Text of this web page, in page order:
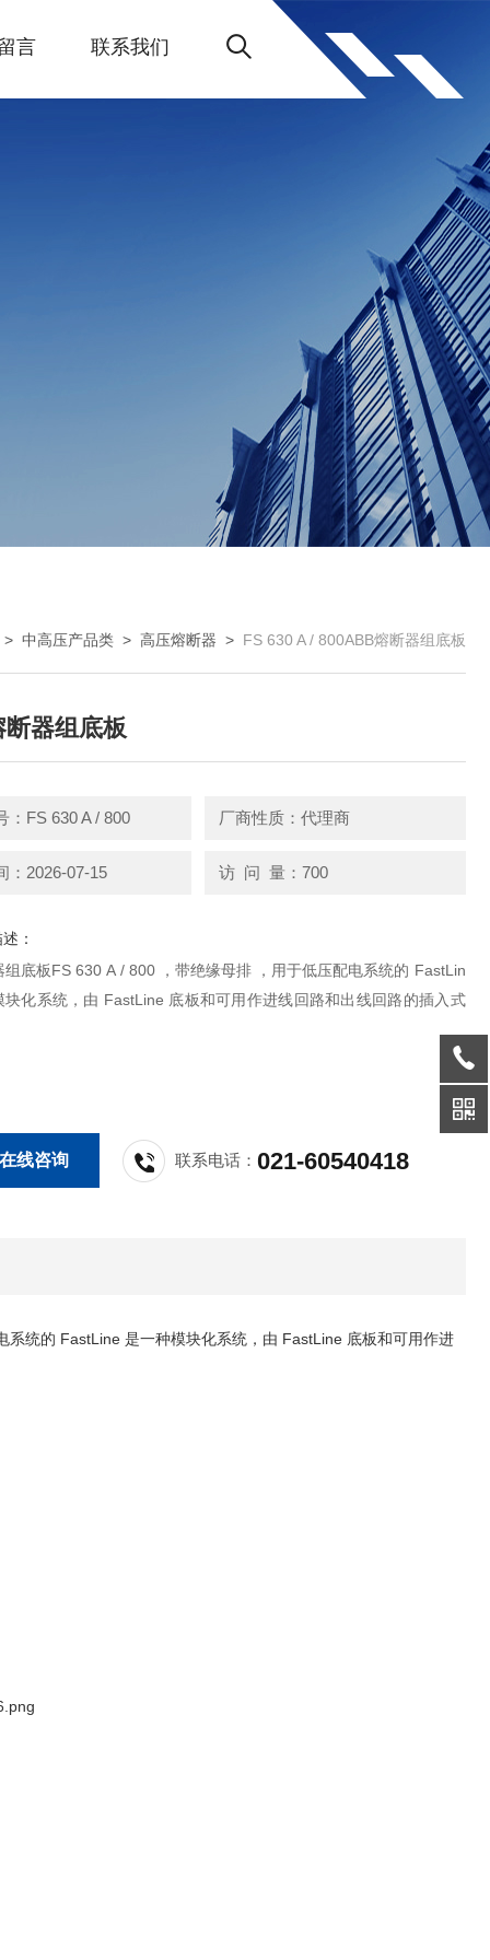
言 联系我们
中高压产品类 > 高压熔断器 > FS 630 A / 800ABB熔断器组底板
器组底板
：FS 630 A / 800 厂商性质：代理商
：2026-07-15 访 问 量：700
：
组底板FS 630 A / 800 ，带绝缘母排 ，用于低压配电系统的 FastLin
块化系统，由 FastLine 底板和可用作进线回路和出线回路的插入式
线咨询 联系电话：021-60540418
统的 FastLine 是一种模块化系统，由 FastLine 底板和可用作进